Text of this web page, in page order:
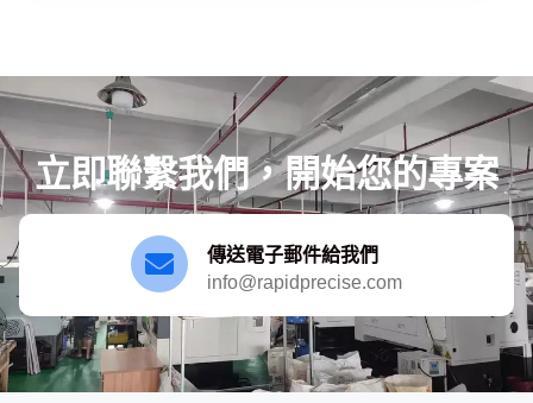
立即聯繫我們，開始您的專案
傳送電子郵件給我們
info@rapidprecise.com